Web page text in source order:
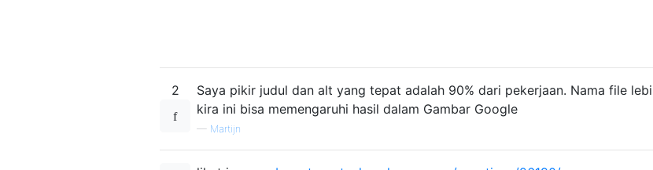
2
Saya pikir judul dan alt yang tepat adalah 90% dari pekerjaan. Nama file
kira ini bisa memengaruhi hasil dalam Gambar Google
— Martijn